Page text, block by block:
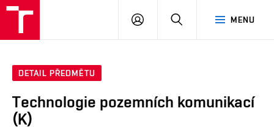
Brno
MENU
PŘIHLÁSIT
DETAIL PŘEDMĚTU
Technologie pozemních komunikací
(K)